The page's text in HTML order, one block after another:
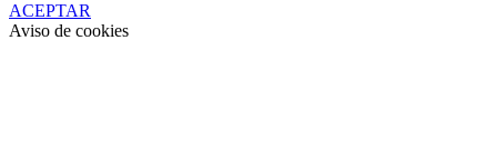
ACEPTAR
Aviso de cookies